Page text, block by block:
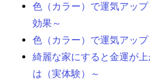
色（カラー）で運気アッ
効果～
色（カラー）で運気アッ
綺麗な家にすると金運が
は（実体験）～